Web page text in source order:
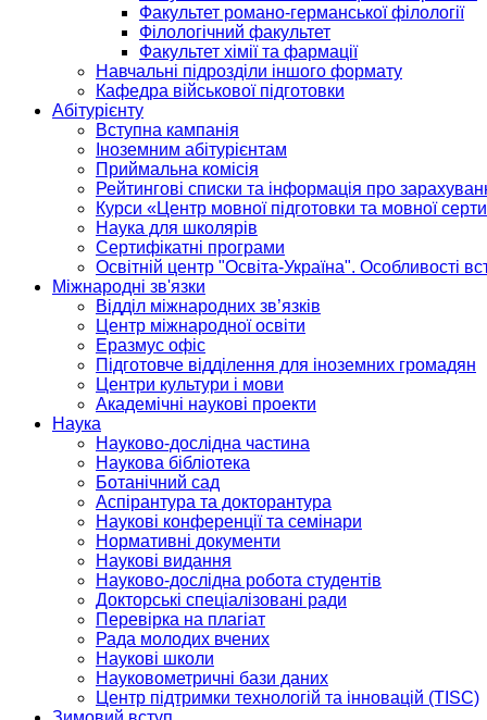
Факультет романо-германської філології
Філологічний факультет
Факультет хімії та фармації
Навчальні підрозділи іншого формату
Кафедра військової підготовки
Абітурієнту
Вступна кампанія
Іноземним абітурієнтам
Приймальна комісія
Рейтингові списки та інформація про
Курси «Центр мовної підготовки та мовної
Наука для школярів
Сертифікатні програми
Освітній центр "Освіта-Україна". Особливості
Міжнародні зв'язки
Відділ міжнародних зв’язків
Центр міжнародної освіти
Еразмус офіс
Підготовче відділення для іноземних громадян
Центри культури і мови
Академічні наукові проекти
Наука
Науково-дослідна частина
Наукова бібліотека
Ботанічний сад
Аспірантура та докторантура
Наукові конференції та семінари
Нормативні документи
Наукові видання
Науково-дослідна робота студентів
Докторські спеціалізовані ради
Перевірка на плагіат
Рада молодих вчених
Наукові школи
Науковометричні бази даних
Центр підтримки технологій та інновацій (TISC)